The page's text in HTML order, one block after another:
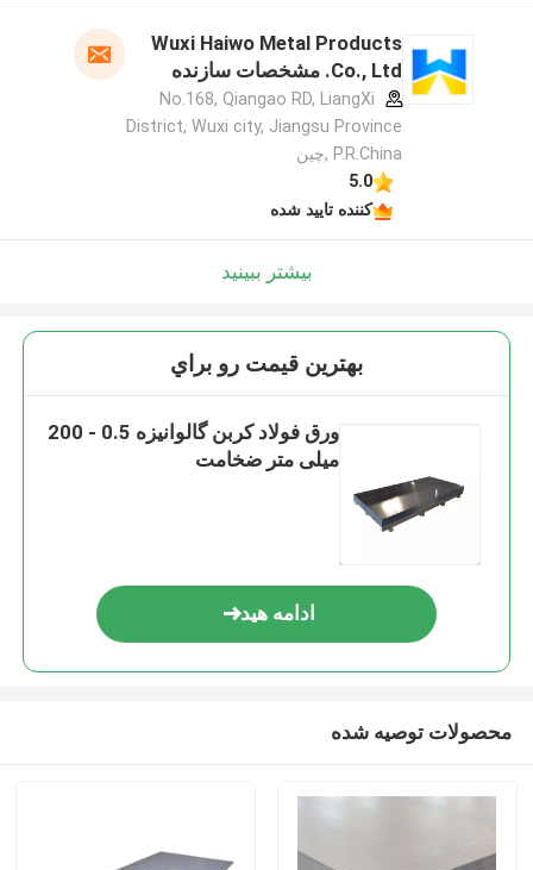
Wuxi Haiwo Metal Products
Co., Ltd. مشخصات سازنده
No.168, Qiangao RD, LiangXi
District, Wuxi city, Jiangsu Province
P.R.China ,چین
5.0
کننده تایید شده
بیشتر ببینید
بهترين قيمت رو براي
ورق فولاد کربن گالوانیزه 0.5 - 200
میلی متر ضخامت
ادامه هید
محصولات توصیه شده